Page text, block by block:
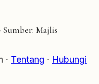
Majlis
· Tentang · Hubungi